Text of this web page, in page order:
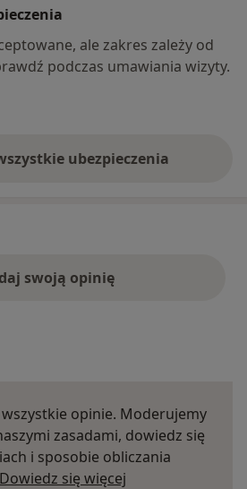
ale zakres zależy od
podczas umawiania wizyty.
ubezpieczenia
swoją opinię
opinie. Moderujemy
zasadami, dowiedz się
i sposobie obliczania
Dowiedz się więcej